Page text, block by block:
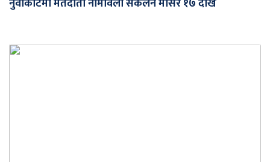
नुवाकोटमा मतदाता नामावली संकलन मंसिर १७ देखि